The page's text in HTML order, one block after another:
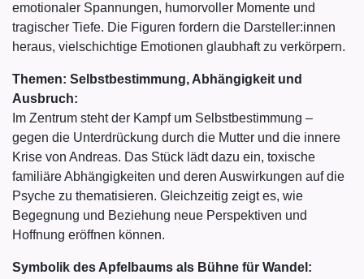
emotionaler Spannungen, humorvoller Momente und
tragischer Tiefe. Die Figuren fordern die Darsteller:innen
heraus, vielschichtige Emotionen glaubhaft zu verkörpern.
Themen: Selbstbestimmung, Abhängigkeit und
Ausbruch:
Im Zentrum steht der Kampf um Selbstbestimmung –
gegen die Unterdrückung durch die Mutter und die innere
Krise von Andreas. Das Stück lädt dazu ein, toxische
familiäre Abhängigkeiten und deren Auswirkungen auf die
Psyche zu thematisieren. Gleichzeitig zeigt es, wie
Begegnung und Beziehung neue Perspektiven und
Hoffnung eröffnen können.
Symbolik des Apfelbaums als Bühne für Wandel: